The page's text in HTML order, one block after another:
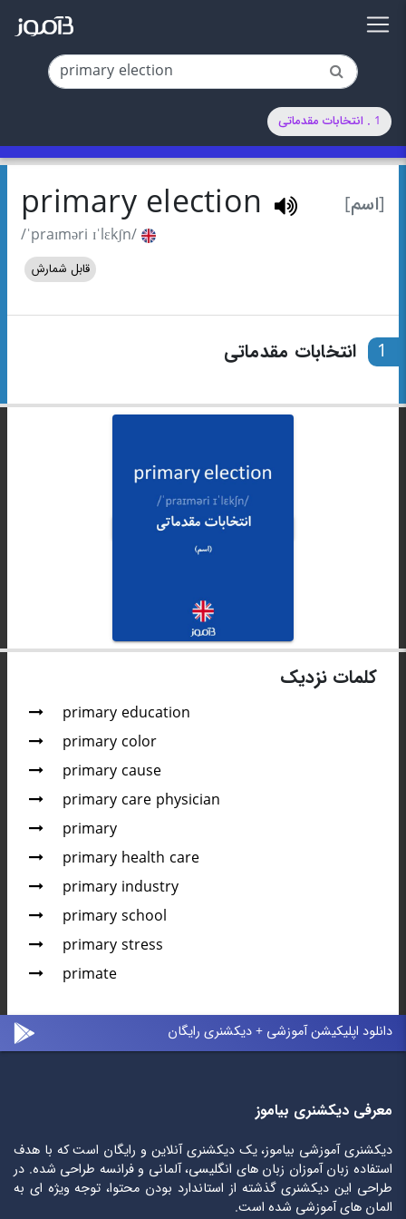
1 . انتخابات مقدماتی
[اسم] primary election
/ˈpraɪməri ɪˈlɛkʃn/
قابل شمارش
1 انتخابات مقدماتی
کلمات نزدیک
primary education
primary color
primary cause
primary care physician
primary
primary health care
primary industry
primary school
primary stress
primate
دانلود اپلیکیشن آموزشی + دیکشنری رایگان
معرفی دیکشنری بیاموز
دیکشنری آموزشی بیاموز، یک دیکشنری آنلاین و رایگان است که با هدف
استفاده زبان آموزان زبان های انگلیسی، آلمانی و فرانسه طراحی شده. در
طراحی این دیکشنری گذشته از استاندارد بودن محتوا، توجه ویژه ای به
المان های آموزشی شده است.